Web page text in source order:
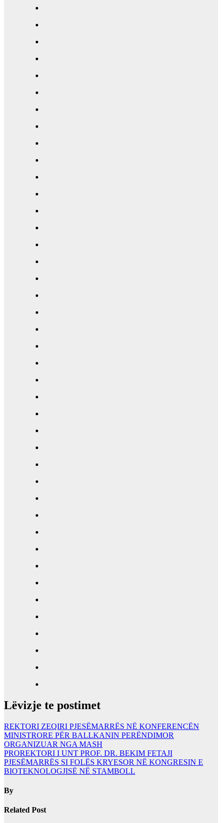
Lëvizje te postimet
REKTORI ZEQIRI PJESËMARRËS NË KONFERENCËN
MINISTRORE PËR BALLKANIN PERËNDIMOR
ORGANIZUAR NGA MASH
PROREKTORI I UNT PROF. DR. BEKIM FETAJI
PJESËMARRËS SI FOLËS KRYESOR NË KONGRESIN E
BIOTEKNOLOGJISË NË STAMBOLL
By
Related Post